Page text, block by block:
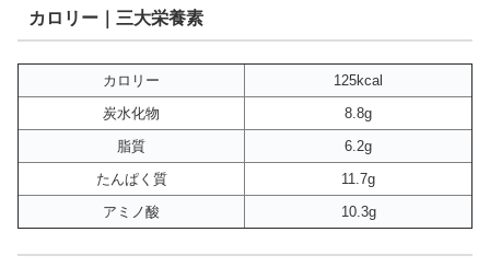
カロリー｜三大栄養素
カロリー
125kcal
炭水化物
8.8g
脂質
6.2g
たんぱく質
11.7g
アミノ酸
10.3g